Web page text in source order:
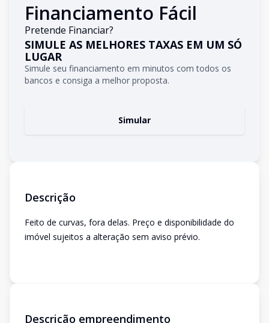
Financiamento Fácil
Pretende Financiar?
SIMULE AS MELHORES TAXAS EM UM SÓ
LUGAR
Simule seu financiamento em minutos com todos os
bancos e consiga a melhor proposta.
Simular
Descrição
Feito de curvas, fora delas. Preço e disponibilidade do
imóvel sujeitos a alteração sem aviso prévio.
Descrição empreendimento